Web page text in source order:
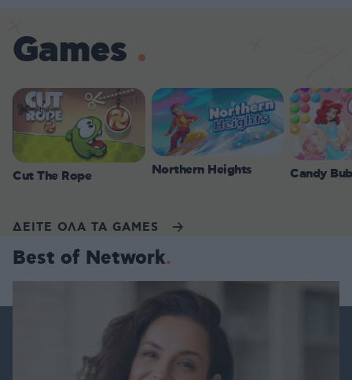
Games
Cut The Rope Northern Heights Candy
ΔΕΙΤΕ ΟΛΑ ΤΑ GAMES
Best of Network